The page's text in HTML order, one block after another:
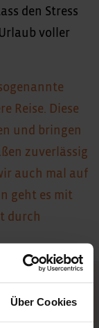
Über Cookies
den Stress
voller
Reise. Diese
und bringen
zuverlässig
auch mal auf
geht es mit
durch